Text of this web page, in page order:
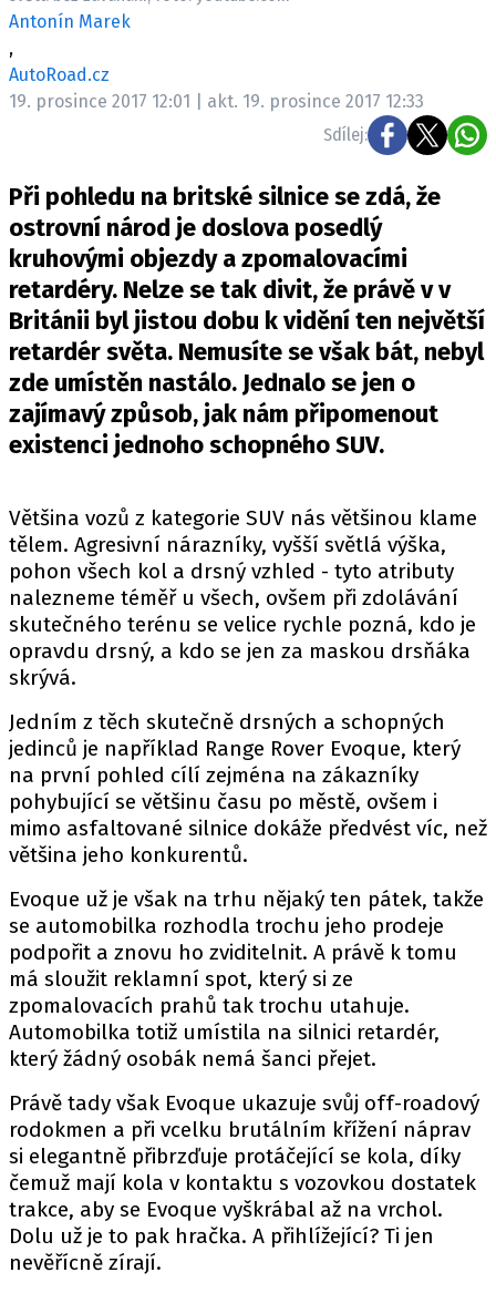
TESTY ELEKTROMOBILŮ
TRH S ELEKTROMOBILY
OSTATNÍ
TISKOVKY
ROZHOVORY
DAKAR
Z DOMOVA
ZE SVĚTA
MOTORSPORT
ČEŠI V AKCI
FIA CEZ & POHÁRY
MEZINÁRODNÍ SCÉNA
SLEDUJTE NÁS NA |
Máte příběh, fotku nebo video?
Pošlete e-mail na autoroad.cz
ETICKÝ KODEX
VYDAVATEL
INZERCE
OSOBNÍ ÚDAJE / COOKIES
Provozovatelem serveru autoroad.cz je
INCORP MEDIA GROUP s.r.o., IČ: 118 23 054
Antonín Marek
,
AutoRoad.cz
19. prosince 2017 12:01 | akt. 19. prosince 2017 12:33
Sdílej:
Při pohledu na britské silnice se zdá, že
ostrovní národ je doslova posedlý
kruhovými objezdy a zpomalovacími
retardéry. Nelze se tak divit, že právě v v
Británii byl jistou dobu k vidění ten největší
retardér světa. Nemusíte se však bát, nebyl
zde umístěn nastálo. Jednalo se jen o
zajímavý způsob, jak nám připomenout
existenci jednoho schopného SUV.
Většina vozů z kategorie SUV nás většinou klame
tělem. Agresivní nárazníky, vyšší světlá výška,
pohon všech kol a drsný vzhled - tyto atributy
nalezneme téměř u všech, ovšem při zdolávání
skutečného terénu se velice rychle pozná, kdo je
opravdu drsný, a kdo se jen za maskou drsňáka
skrývá.
Jedním z těch skutečně drsných a schopných
jedinců je například Range Rover Evoque, který
na první pohled cílí zejména na zákazníky
pohybující se většinu času po městě, ovšem i
mimo asfaltované silnice dokáže předvést víc, než
většina jeho konkurentů.
Evoque už je však na trhu nějaký ten pátek, takže
se automobilka rozhodla trochu jeho prodeje
podpořit a znovu ho zviditelnit. A právě k tomu
má sloužit reklamní spot, který si ze
zpomalovacích prahů tak trochu utahuje.
Automobilka totiž umístila na silnici retardér,
který žádný osobák nemá šanci přejet.
Právě tady však Evoque ukazuje svůj off-roadový
rodokmen a při vcelku brutálním křížení náprav
si elegantně přibrzďuje protáčející se kola, díky
čemuž mají kola v kontaktu s vozovkou dostatek
trakce, aby se Evoque vyškrábal až na vrchol.
Dolu už je to pak hračka. A přihlížející? Ti jen
nevěřícně zírají.